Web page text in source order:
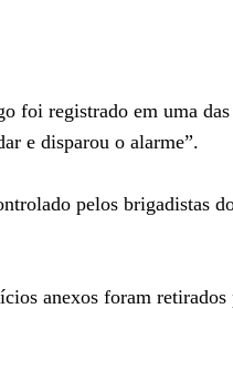
foi registrado em uma
e disparou o alarme”.
pelos brigadistas
anexos foram retirados